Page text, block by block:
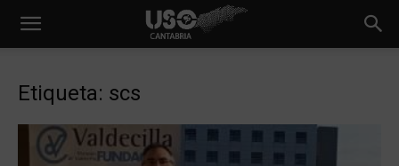
Etiqueta: scs